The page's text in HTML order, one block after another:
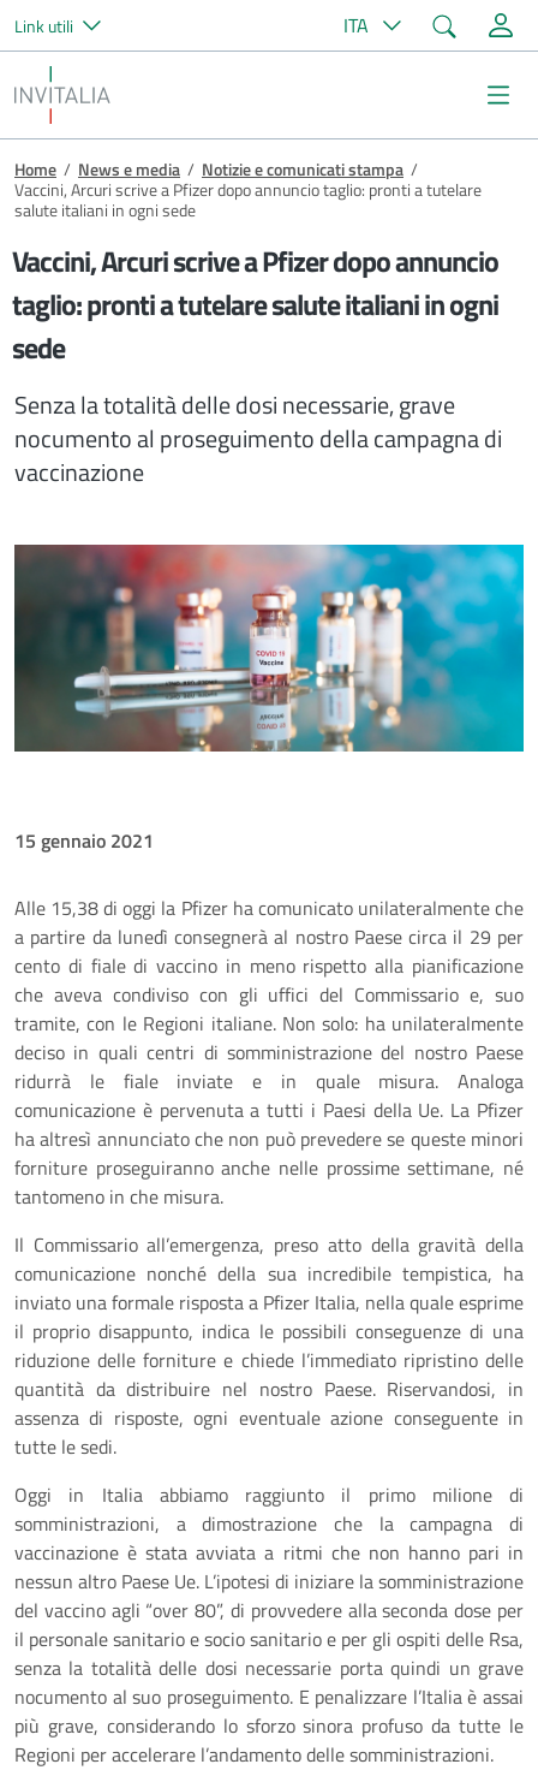
Salta al contenuto principale
Link utili ITA Cerca
Invitalia
Briciole di pane
Home / News e media / Notizie e comunicati stampa /
Vaccini, Arcuri scrive a Pfizer dopo annuncio taglio: pronti a tutelare
salute italiani in ogni sede
Vaccini, Arcuri scrive a Pfizer dopo annuncio
taglio: pronti a tutelare salute italiani in ogni
sede
Senza la totalità delle dosi necessarie, grave
nocumento al proseguimento della campagna di
vaccinazione
15 gennaio 2021
Alle 15,38 di oggi la Pfizer ha comunicato unilateralmente che
a partire da lunedì consegnerà al nostro Paese circa il 29 per
cento di fiale di vaccino in meno rispetto alla pianificazione
che aveva condiviso con gli uffici del Commissario e, suo
tramite, con le Regioni italiane. Non solo: ha unilateralmente
deciso in quali centri di somministrazione del nostro Paese
ridurrà le fiale inviate e in quale misura. Analoga
comunicazione è pervenuta a tutti i Paesi della Ue. La Pfizer
ha altresì annunciato che non può prevedere se queste minori
forniture proseguiranno anche nelle prossime settimane, né
tantomeno in che misura.
Il Commissario all’emergenza, preso atto della gravità della
comunicazione nonché della sua incredibile tempistica, ha
inviato una formale risposta a Pfizer Italia, nella quale esprime
il proprio disappunto, indica le possibili conseguenze di una
riduzione delle forniture e chiede l’immediato ripristino delle
quantità da distribuire nel nostro Paese. Riservandosi, in
assenza di risposte, ogni eventuale azione conseguente in
tutte le sedi.
Oggi in Italia abbiamo raggiunto il primo milione di
somministrazioni, a dimostrazione che la campagna di
vaccinazione è stata avviata a ritmi che non hanno pari in
nessun altro Paese Ue. L’ipotesi di iniziare la somministrazione
del vaccino agli “over 80”, di provvedere alla seconda dose per
il personale sanitario e socio sanitario e per gli ospiti delle Rsa,
senza la totalità delle dosi necessarie porta quindi un grave
nocumento al suo proseguimento. E penalizzare l’Italia è assai
più grave, considerando lo sforzo sinora profuso da tutte le
Regioni per accelerare l’andamento delle somministrazioni.